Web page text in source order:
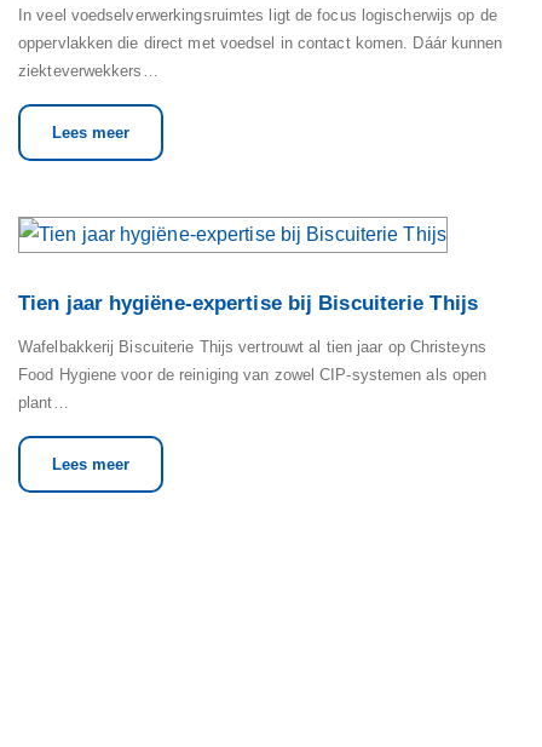
In veel voedselverwerkingsruimtes ligt de focus logischerwijs op de
oppervlakken die direct met voedsel in contact komen. Dáár kunnen
ziekteverwekkers…
Lees meer
Tien jaar hygiëne-expertise bij Biscuiterie Thijs
Wafelbakkerij Biscuiterie Thijs vertrouwt al tien jaar op Christeyns
Food Hygiene voor de reiniging van zowel CIP-systemen als open
plant…
Lees meer